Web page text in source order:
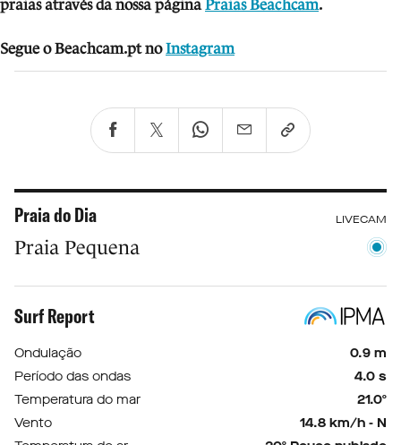
praias através da nossa páginaPraias Beachcam.
Segue o Beachcam.pt no Instagram
Praia do Dia LIVECAM
Praia Pequena
Surf Report
Ondulação
0.9 m
Período das ondas
4.0 s
Temperatura do mar
21.0º
Vento
14.8 km/h - N